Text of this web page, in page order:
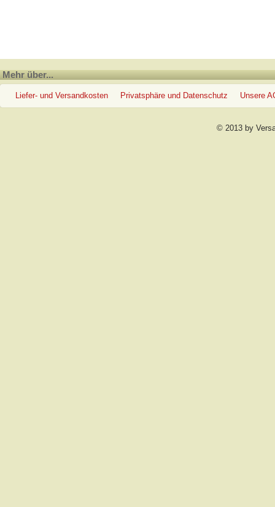
Mehr über...
Liefer- und Versandkosten Privatsphäre und Datenschutz Unsere
© 2013 by